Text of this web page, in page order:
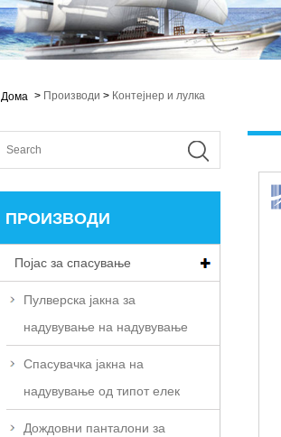
Дома > Производи > Контејнер и лулка
ПРОИЗВОДИ
Појас за спасување
Пулверска јакна за
надувување на надувување
Спасувачка јакна на
надувување од типот елек
Дождовни панталони за